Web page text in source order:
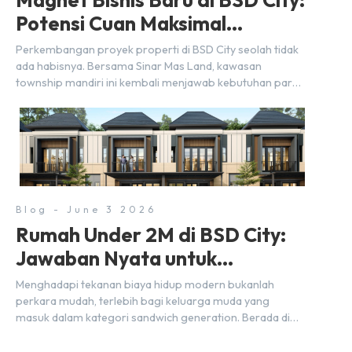
Potensi Cuan Maksimal
Selangkah dari Stasiun
Perkembangan proyek properti di BSD City seolah tidak
ada habisnya. Bersama Sinar Mas Land, kawasan
township mandiri ini kembali menjawab kebutuhan para
lewat kehadiran Wander Alley Walk. Ruko terbaru di BSD
City ini datang dengan keunggulan geografis yang
sangat strategis. Letaknya menempel langsung dengan
dua pusat pergerakan massa […]
Blog - June 3 2026
Rumah Under 2M di BSD City:
Jawaban Nyata untuk
Kebutuhan Generasi Sandwich
Menghadapi tekanan biaya hidup modern bukanlah
perkara mudah, terlebih bagi keluarga muda yang
masuk dalam kategori sandwich generation. Berada di